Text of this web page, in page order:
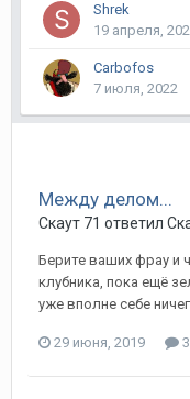
Shrek
19 апреля,
Carbofos
7 июля, 2022
Между делом...
Скаут 71 ответил
Берите ваших фрау и
клубника, пока ещё
уже вполне себе
29 июня, 2019